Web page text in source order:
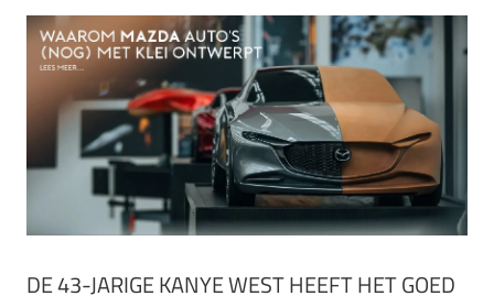
DE 43-JARIGE KANYE WEST HEEFT HET GOED